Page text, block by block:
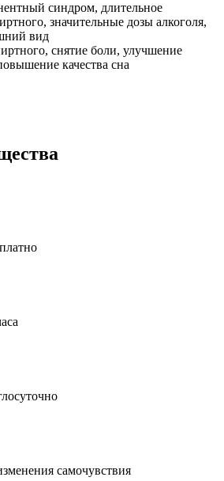
синдром, длительное
значительные дозы алкоголя,
вид
снятие боли, улучшение
качества сна
самочувствия